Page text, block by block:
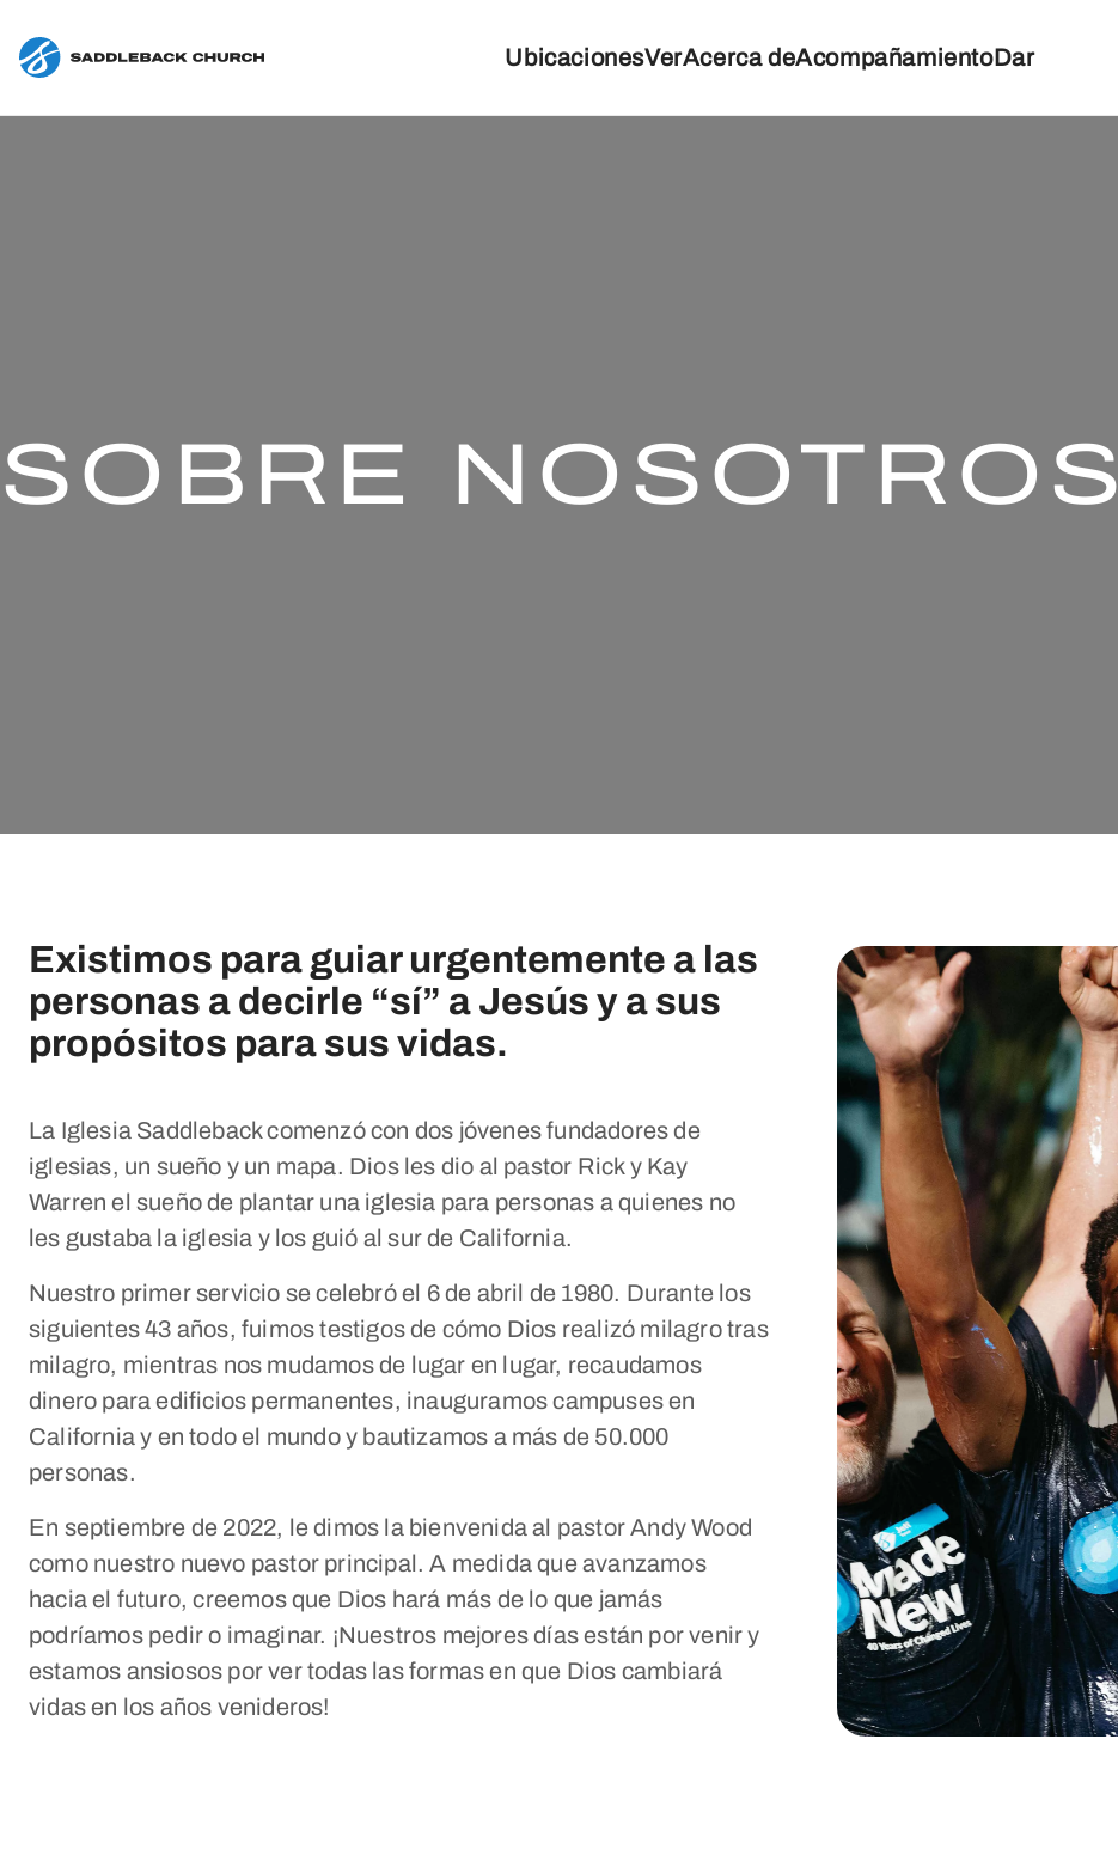
UbicacionesVerAcerca deAcompañamientoDar
SOBRE NOSOTROS
Existimos para guiar urgentemente a las
personas a decirle “sí” a Jesús y a sus
propósitos para sus vidas.
La Iglesia Saddleback comenzó con dos jóvenes fundadores de
iglesias, un sueño y un mapa. Dios les dio al pastor Rick y Kay
Warren el sueño de plantar una iglesia para personas a quienes no
les gustaba la iglesia y los guió al sur de California.
Nuestro primer servicio se celebró el 6 de abril de 1980. Durante los
siguientes 43 años, fuimos testigos de cómo Dios realizó milagro tras
milagro, mientras nos mudamos de lugar en lugar, recaudamos
dinero para edificios permanentes, inauguramos campuses en
California y en todo el mundo y bautizamos a más de 50.000
personas.
En septiembre de 2022, le dimos la bienvenida al pastor Andy Wood
como nuestro nuevo pastor principal. A medida que avanzamos
hacia el futuro, creemos que Dios hará más de lo que jamás
podríamos pedir o imaginar. ¡Nuestros mejores días están por venir y
estamos ansiosos por ver todas las formas en que Dios cambiará
vidas en los años venideros!